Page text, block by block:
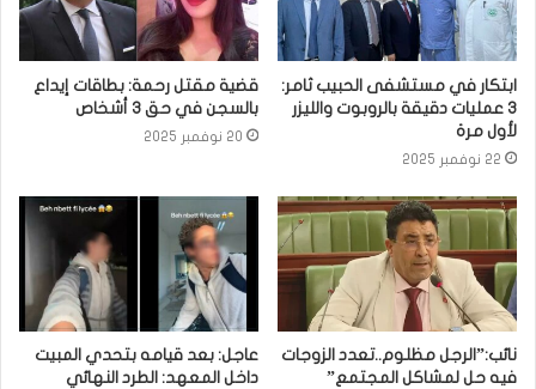
ابتكار في مستشفى الحبيب ثامر:
3 عمليات دقيقة بالروبوت والليزر
لأول مرة
22 نوفمبر 2025
قضية مقتل رحمة: بطاقات إيداع
بالسجن في حق 3 أشخاص
20 نوفمبر 2025
نائب:”الرجل مظلوم..تعدد الزوجات
فيه حل لمشاكل المجتمع”
عاجل: بعد قيامه بتحدي المبيت
داخل المعهد: الطرد النهائي